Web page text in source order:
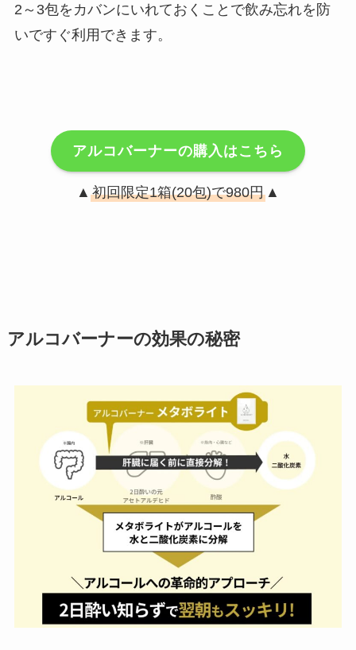
2～3包をカバンにいれておくことで飲み忘れを防
いですぐ利用できます。
アルコバーナーの購入はこちら
▲ 初回限定1箱(20包)で980円 ▲
アルコバーナーの効果の秘密